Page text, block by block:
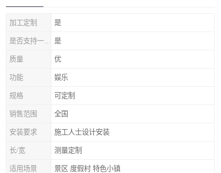
加工定制 是
是
质量 优
功能 娱乐
规格 可定制
销售范围 全国
安装要求 施工人士设计安装
长/宽 测量定制
适用场景 景区 度假村 特色小镇